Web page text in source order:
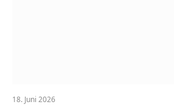
18. Juni 2026